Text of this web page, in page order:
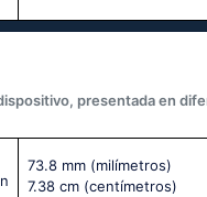
presentada en
73.8 mm (milímetros)
7.38 cm (centímetros)